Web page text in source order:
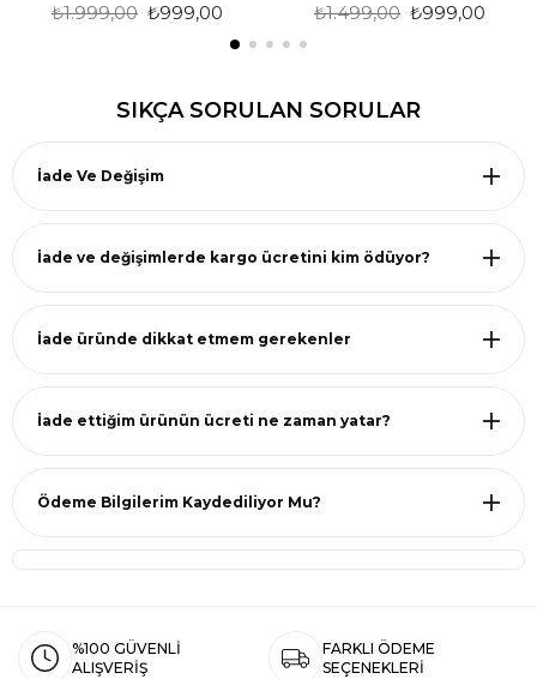
₺999,00
₺1.999,00 ₺999,00
₺1.499,00
SIKÇA SORULAN SORULAR
İade Ve Değişim
İade ve değişimlerde kargo ücretini kim ödüyor?
İade üründe dikkat etmem gerekenler
İade ettiğim ürünün ücreti ne zaman yatar?
Ödeme Bilgilerim Kaydediliyor Mu?
%100 GÜVENLİ
ALIŞVERİŞ
FARKLI ÖDEME
SEÇENEKLERİ